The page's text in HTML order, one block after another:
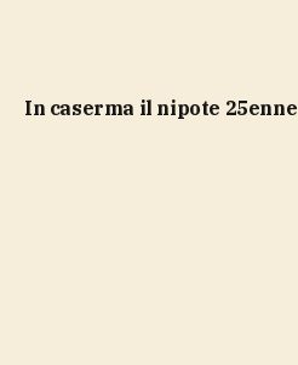
in caserma il nipote 25enne